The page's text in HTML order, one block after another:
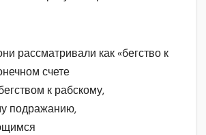
рассматривали как «бегство к
счете
к рабскому,
подражанию,